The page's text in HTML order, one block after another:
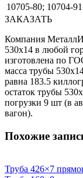
10705-80; 10704-91
ЗАКАЗАТЬ
Компания
530х14 в любой
изготовлена по
масса трубы
равна 183.5
остаток трубы
погрузки 9 шт (в
вагон).
Похожие
Труба 426×7